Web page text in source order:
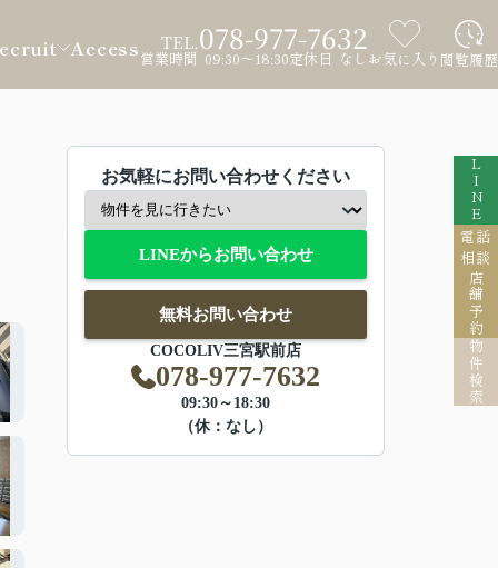
Access TEL.078-977-7632
営業時間 09:30～18:30定休日 なし お気に入り 閲覧履歴
LINE
電話
相談
店舗予約
物件検索
お気軽にお問い合わせください
LINEからお問い合わせ
無料お問い合わせ
COCOLIV三宮駅前店
078-977-7632
09:30～18:30
（休：なし）